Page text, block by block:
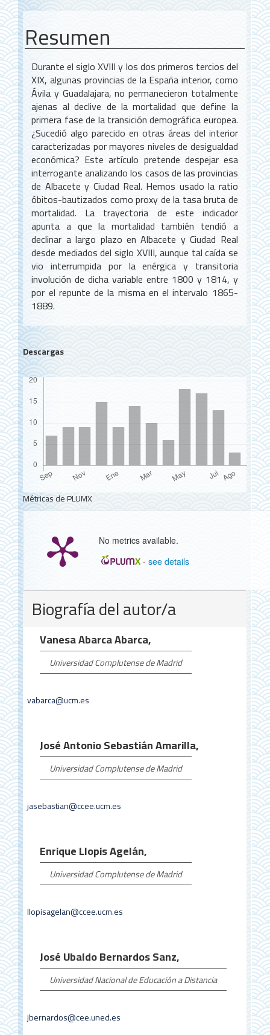
Resumen
Durante el siglo XVIII y los dos primeros tercios del
XIX, algunas provincias de la España interior, como
Ávila y Guadalajara, no permanecieron totalmente
ajenas al declive de la mortalidad que define la
primera fase de la transición demográfica europea.
¿Sucedió algo parecido en otras áreas del interior
caracterizadas por mayores niveles de desigualdad
económica? Este artículo pretende despejar esa
interrogante analizando los casos de las provincias
de Albacete y Ciudad Real. Hemos usado la ratio
óbitos-bautizados como proxy de la tasa bruta de
mortalidad. La trayectoria de este indicador
apunta a que la mortalidad también tendió a
declinar a largo plazo en Albacete y Ciudad Real
desde mediados del siglo XVIII, aunque tal caída se
vio interrumpida por la enérgica y transitoria
involución de dicha variable entre 1800 y 1814, y
por el repunte de la misma en el intervalo 1865-
1889.
Descargas
Métricas de PLUMX
No metrics available.
-see details
Detalles
del
artículo
Biografía del autor/a
Vanesa Abarca Abarca,
Universidad Complutense de Madrid
vabarca@ucm.es
José Antonio Sebastián Amarilla,
Universidad Complutense de Madrid
jasebastian@ccee.ucm.es
Enrique Llopis Agelán,
Universidad Complutense de Madrid
llopisagelan@ccee.ucm.es
José Ubaldo Bernardos Sanz,
Universidad Nacional de Educación a Distancia
jbernardos@cee.uned.es